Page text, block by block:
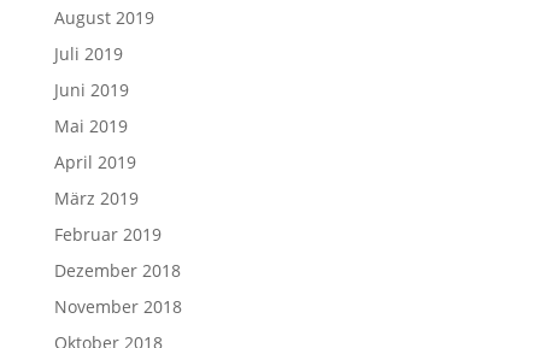
August 2019
Juli 2019
Juni 2019
Mai 2019
April 2019
März 2019
Februar 2019
Dezember 2018
November 2018
Oktober 2018